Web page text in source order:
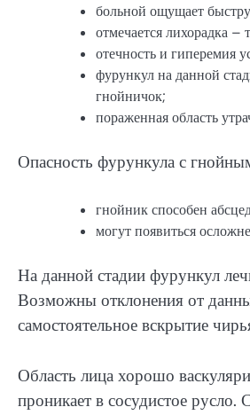
больной ощущает
отмечается лихорадка
отечность и гиперемия
фурункул на данной
гнойничок;
пораженная область
Опасность фурункула с
гнойник способен
могут появиться
На данной стадии фурункул
Возможны отклонения от
самостоятельное вскрытие
Область лица хорошо
проникает в сосудистое